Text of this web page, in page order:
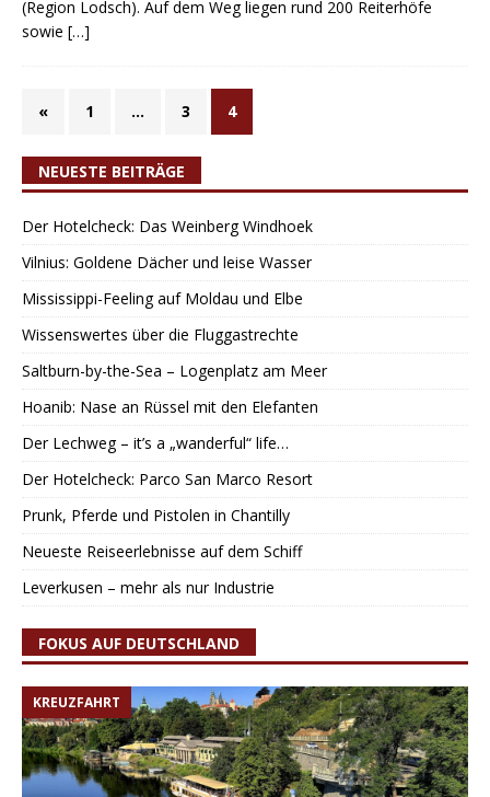
(Region Lodsch). Auf dem Weg liegen rund 200 Reiterhöfe
sowie […]
« 1 … 3 4
NEUESTE BEITRÄGE
Der Hotelcheck: Das Weinberg Windhoek
Vilnius: Goldene Dächer und leise Wasser
Mississippi-Feeling auf Moldau und Elbe
Wissenswertes über die Fluggastrechte
Saltburn-by-the-Sea – Logenplatz am Meer
Hoanib: Nase an Rüssel mit den Elefanten
Der Lechweg – it’s a „wanderful“ life…
Der Hotelcheck: Parco San Marco Resort
Prunk, Pferde und Pistolen in Chantilly
Neueste Reiseerlebnisse auf dem Schiff
Leverkusen – mehr als nur Industrie
FOKUS AUF DEUTSCHLAND
KREUZFAHRT